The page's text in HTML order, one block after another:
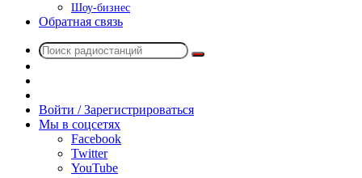
Шоу-бизнес
Обратная связь
Поиск
радио
Войти / Зарегистрироваться
Мы в соцсетях
Facebook
Twitter
YouTube